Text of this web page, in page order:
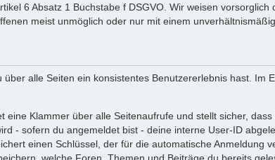
6 Absatz 1 Buchstabe f DSGVO. Wir weisen vorsorglich
meist unmöglich oder nur mit einem
alle Seiten ein konsistentes Benutzererlebnis hast. Im
Klammer über alle Seitenaufrufe und stellt sicher, dass
- sofern du angemeldet bist - deine interne User-ID
einen Schlüssel, der für die automatische Anmeldung